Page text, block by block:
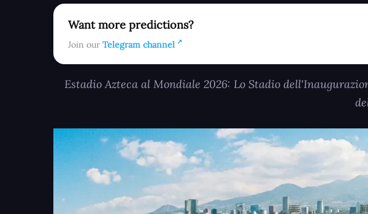
Want more predictions?
Join our Telegram channel
Estadio Azteca al Mondiale 2026: Lo Stadio